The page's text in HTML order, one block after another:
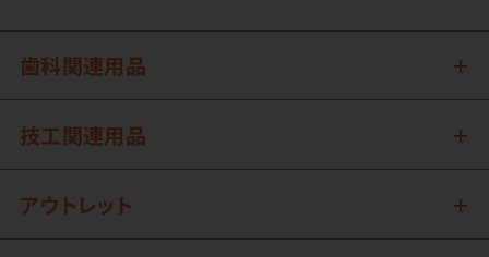
歯科関連用品
技工関連用品
アウトレット